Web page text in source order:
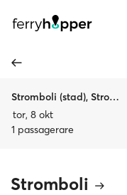
Stromboli (stad), Stromboli
tor, 8 okt
1 passagerare
Stromboli